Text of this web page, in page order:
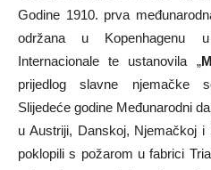
Godine 1910. prva
održana u Kopenhagenu u
Internacionale te ustanovila „
prijedlog slavne njemačke
Slijedeće godine Međunarodni
u Austriji, Danskoj, Njemačkoj
poklopili s požarom u fabrici